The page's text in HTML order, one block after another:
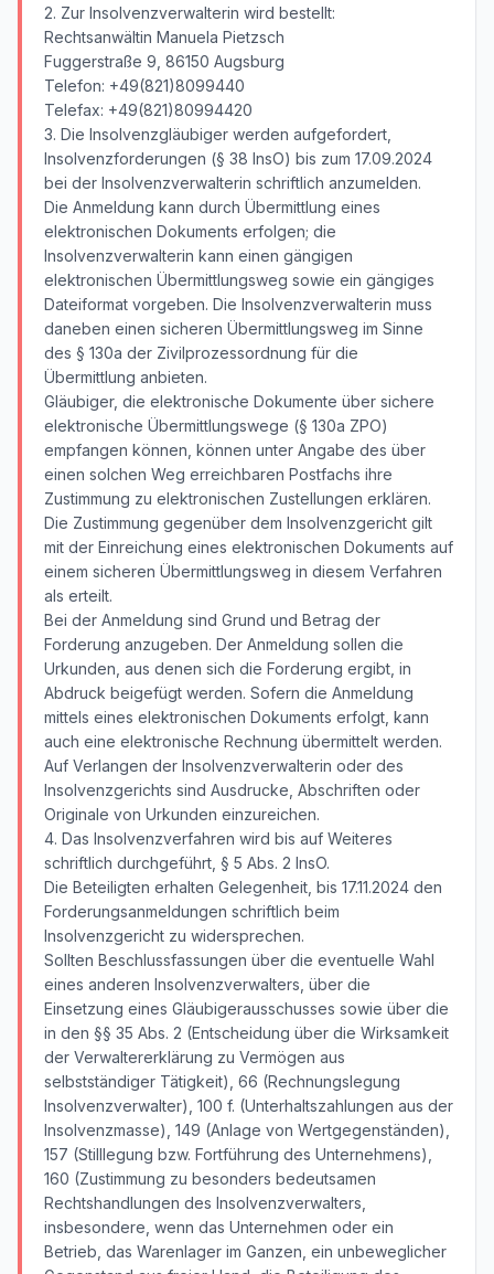
2. Zur Insolvenzverwalterin wird bestellt:
Rechtsanwältin Manuela Pietzsch
Fuggerstraße 9, 86150 Augsburg
Telefon: +49(821)8099440
Telefax: +49(821)80994420
3. Die Insolvenzgläubiger werden aufgefordert,
Insolvenzforderungen (§ 38 InsO) bis zum 17.09.2024
bei der Insolvenzverwalterin schriftlich anzumelden.
Die Anmeldung kann durch Übermittlung eines
elektronischen Dokuments erfolgen; die
Insolvenzverwalterin kann einen gängigen
elektronischen Übermittlungsweg sowie ein gängiges
Dateiformat vorgeben. Die Insolvenzverwalterin muss
daneben einen sicheren Übermittlungsweg im Sinne
des § 130a der Zivilprozessordnung für die
Übermittlung anbieten.
Gläubiger, die elektronische Dokumente über sichere
elektronische Übermittlungswege (§ 130a ZPO)
empfangen können, können unter Angabe des über
einen solchen Weg erreichbaren Postfachs ihre
Zustimmung zu elektronischen Zustellungen erklären.
Die Zustimmung gegenüber dem Insolvenzgericht gilt
mit der Einreichung eines elektronischen Dokuments auf
einem sicheren Übermittlungsweg in diesem Verfahren
als erteilt.
Bei der Anmeldung sind Grund und Betrag der
Forderung anzugeben. Der Anmeldung sollen die
Urkunden, aus denen sich die Forderung ergibt, in
Abdruck beigefügt werden. Sofern die Anmeldung
mittels eines elektronischen Dokuments erfolgt, kann
auch eine elektronische Rechnung übermittelt werden.
Auf Verlangen der Insolvenzverwalterin oder des
Insolvenzgerichts sind Ausdrucke, Abschriften oder
Originale von Urkunden einzureichen.
4. Das Insolvenzverfahren wird bis auf Weiteres
schriftlich durchgeführt, § 5 Abs. 2 InsO.
Die Beteiligten erhalten Gelegenheit, bis 17.11.2024 den
Forderungsanmeldungen schriftlich beim
Insolvenzgericht zu widersprechen.
Sollten Beschlussfassungen über die eventuelle Wahl
eines anderen Insolvenzverwalters, über die
Einsetzung eines Gläubigerausschusses sowie über die
in den §§ 35 Abs. 2 (Entscheidung über die Wirksamkeit
der Verwaltererklärung zu Vermögen aus
selbstständiger Tätigkeit), 66 (Rechnungslegung
Insolvenzverwalter), 100 f. (Unterhaltszahlungen aus der
Insolvenzmasse), 149 (Anlage von Wertgegenständen),
157 (Stilllegung bzw. Fortführung des Unternehmens),
160 (Zustimmung zu besonders bedeutsamen
Rechtshandlungen des Insolvenzverwalters,
insbesondere, wenn das Unternehmen oder ein
Betrieb, das Warenlager im Ganzen, ein unbeweglicher